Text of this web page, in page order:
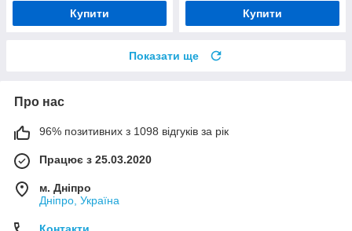
Купити Купити
Показати ще
Про нас
96% позитивних з 1098 відгуків за рік
Працює з 25.03.2020
м. Дніпро
Дніпро, Україна
Контакти